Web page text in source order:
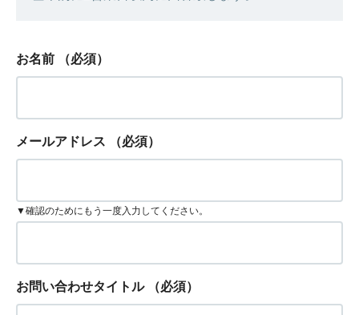
お名前 （必須）
メールアドレス （必須）
▼確認のためにもう一度入力してください。
お問い合わせタイトル （必須）